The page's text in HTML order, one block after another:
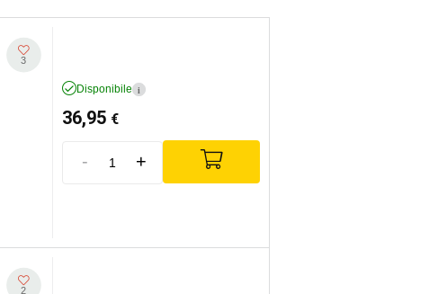
3
Disponibile i
36,95 €
- +
2